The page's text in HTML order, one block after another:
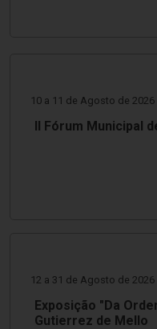
10 a 11 de Agosto de 2026
II Fórum Municipal
12 a 31 de Agosto de 2026
Exposição "Da
Gutierrez de Mello